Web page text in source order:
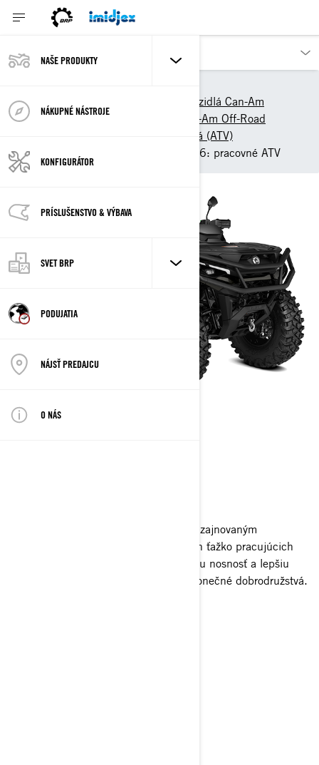
NAŠE PRODUKTY
NÁKUPNÉ NÁSTROJE
KONFIGURÁTOR
PRÍSLUŠENSTVO & VÝBAVA
SVET BRP
PODUJATIA
NÁJSŤ PREDAJCU
O NÁS
Terénne štvorkolky a SSV vozidlá Can-Am
Modely 2026
ATV Can-Am Off-Road
Utility Rec All-Terrain vozidlá (ATV)
2026 Can-Am Outlander 6x6: pracovné ATV
Viac znamená naozaj viac s novým redizajnovaným
Outlanderom 6x6. Vytvorený pre našich ťažko pracujúcich
zákazníkov – ponúka viac trakcie, vyššiu nosnosť a lepšiu
ovládateľnosť. Využite jeho silu na nekonečné dobrodružstvá.